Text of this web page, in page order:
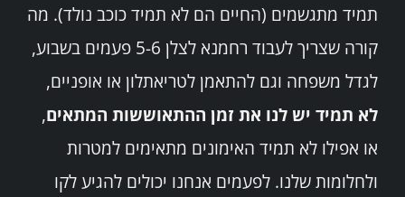
תמיד מתגשמים (החיים הם לא תמיד כוכב נולד). מה
קורה שצריך לעבוד רחמנא לצלן 5-6 פעמים בשבוע,
לגדל משפחה וגם להתאמן לטריאתלון או אופניים,
לא תמיד יש לנו את זמן ההתאוששות המתאים,
או אפילו לא תמיד האימונים מתאימים למטרות
ולחלומות שלנו. לפעמים אנחנו יכולים להגיע לקו